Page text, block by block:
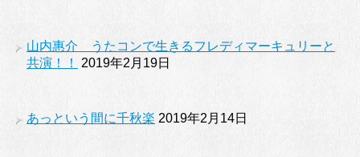
山内惠介 うたコンで生きるフレディマーキュリーと
共演！！
2019年2月19日
あっという間に千秋楽 2019年2月14日